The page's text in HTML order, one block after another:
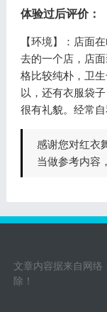
体验过后评价：
【环境】：店面
去的一个店，店
格比较纯朴，卫
以，还有衣服袋
很有礼貌。经常
感谢您对红衣
当做参考内容
文章内容据来自网络
除！